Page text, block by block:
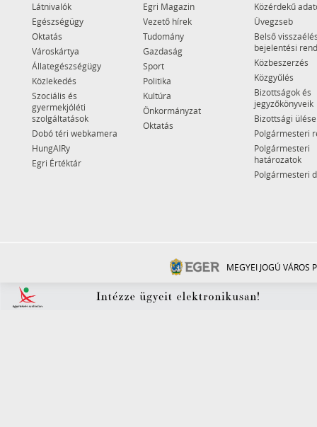
Látnivalók
Egészségügy
Oktatás
Városkártya
Állategészségügy
Közlekedés
Szociális és
gyermekjóléti
szolgáltatások
Dobó téri webkamera
HungAIRy
Egri Értéktár
Egri Magazin
Vezető hírek
Tudomány
Gazdaság
Sport
Politika
Kultúra
Önkormányzat
Oktatás
Közérdekű
Üvegzseb
Belső
bejelentési
Közbeszerzés
Közgyűlés
Bizottságok és
jegyzőkönyveik
Bizottsági
Polgármesteri
Polgármesteri
határozatok
Polgármesteri
MEGYEI JOGÚ VÁROS